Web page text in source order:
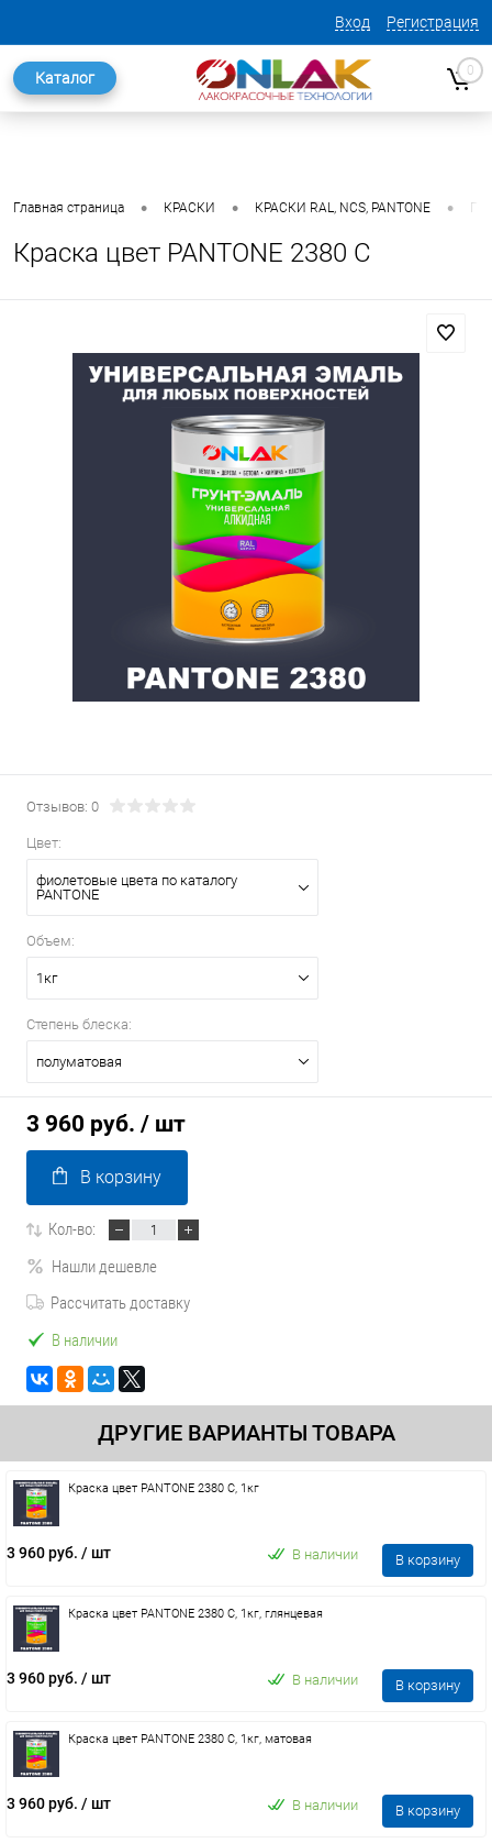
Вход Регистрация
Каталог 0
Главная страница • КРАСКИ • КРАСКИ RAL, NCS, PANTONE •
Краска цвет PANTONE 2380 C
Отзывов: 0
Цвет:
фиолетовые цвета по каталогу
PANTONE
Объем:
1кг
Степень блеска:
полуматовая
3 960 руб. / шт
В корзину
Кол-во:
Нашли дешевле
Рассчитать доставку
В наличии
ДРУГИЕ ВАРИАНТЫ ТОВАРА
Краска цвет PANTONE 2380 C, 1кг
3 960 руб. / шт В наличии В корзину
Краска цвет PANTONE 2380 C, 1кг, глянцевая
3 960 руб. / шт В наличии В корзину
Краска цвет PANTONE 2380 C, 1кг, матовая
3 960 руб. / шт В наличии В корзину